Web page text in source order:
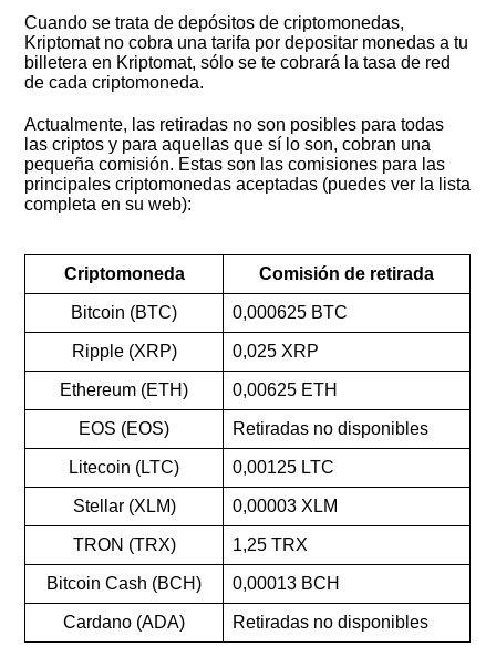
Cuando se trata de depósitos de criptomonedas,
Kriptomat no cobra una tarifa por depositar monedas a tu
billetera en Kriptomat, sólo se te cobrará la tasa de red
de cada criptomoneda.
Actualmente, las retiradas no son posibles para todas
las criptos y para aquellas que sí lo son, cobran una
pequeña comisión. Estas son las comisiones para las
principales criptomonedas aceptadas (puedes ver la lista
completa en su web):
Criptomoneda Comisión de retirada
Bitcoin (BTC) 0,000625 BTC
Ripple (XRP) 0,025 XRP
Ethereum (ETH) 0,00625 ETH
EOS (EOS) Retiradas no disponibles
Litecoin (LTC) 0,00125 LTC
Stellar (XLM) 0,00003 XLM
TRON (TRX) 1,25 TRX
Bitcoin Cash (BCH) 0,00013 BCH
Cardano (ADA) Retiradas no disponibles